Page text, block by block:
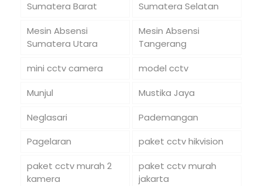
Sumatera Barat
Sumatera Selatan
Mesin Absensi
Sumatera Utara
Mesin Absensi
Tangerang
mini cctv camera
model cctv
Munjul
Mustika Jaya
Neglasari
Pademangan
Pagelaran
paket cctv hikvision
paket cctv murah 2
kamera
paket cctv murah
jakarta